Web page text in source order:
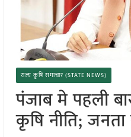
राज्य कृषि समाचार (STATE NEWS)
पंजाब मे पहली
कृषि नीति;